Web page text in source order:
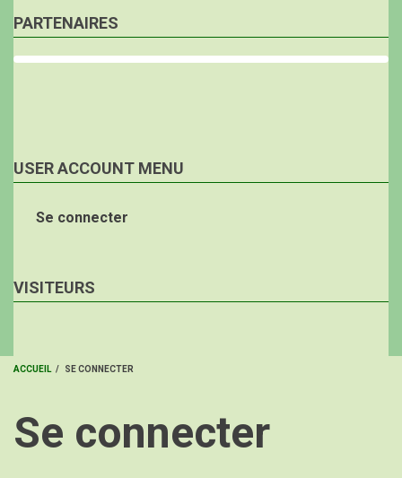
PARTENAIRES
USER ACCOUNT MENU
Se connecter
VISITEURS
D'ARIANE
ACCUEIL / SE CONNECTER
Se connecter